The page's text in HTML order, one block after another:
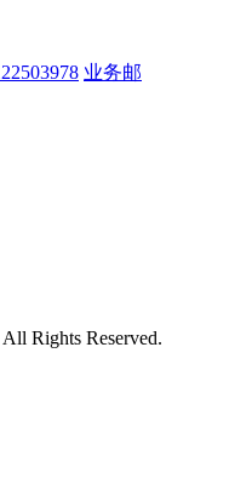
业务邮
Rights Reserved.